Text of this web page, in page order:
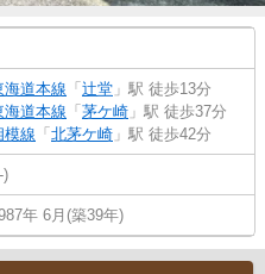
海道本線 「 辻堂 」駅 徒歩13分
海道本線 「 茅ケ崎 」駅 徒歩37分
模線 「 北茅ケ崎 」駅 徒歩42分
)
年 6月(築39年)